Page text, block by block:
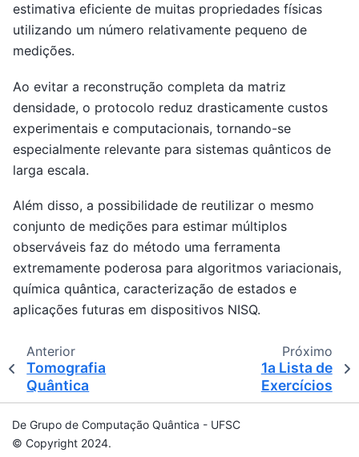
estimativa eficiente de muitas propriedades físicas
utilizando um número relativamente pequeno de
medições.
Ao evitar a reconstrução completa da matriz
densidade, o protocolo reduz drasticamente custos
experimentais e computacionais, tornando-se
especialmente relevante para sistemas quânticos de
larga escala.
Além disso, a possibilidade de reutilizar o mesmo
conjunto de medições para estimar múltiplos
observáveis faz do método uma ferramenta
extremamente poderosa para algoritmos variacionais,
química quântica, caracterização de estados e
aplicações futuras em dispositivos NISQ.
Anterior
Tomografia
Quântica
Próximo
1a Lista de
Exercícios
De Grupo de Computação Quântica - UFSC
© Copyright 2024.